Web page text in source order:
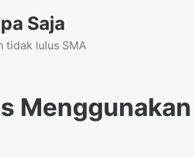
Saja
tidak lulus SMA
Menggunakan